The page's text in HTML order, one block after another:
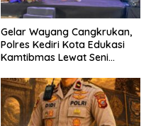
Gelar Wayang Cangkrukan,
Polres Kediri Kota Edukasi
Kamtibmas Lewat Seni